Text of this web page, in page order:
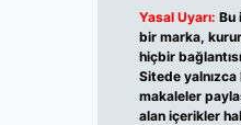
Yasal Uyarı: Bu
bir marka,
hiçbir
Sitede yalnızca
makaleler
alan içerikler